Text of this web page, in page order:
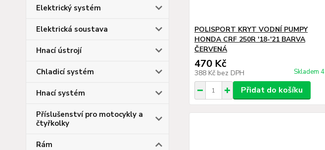
Elektrický systém
Elektrická soustava
Hnací ústrojí
Chladicí systém
Hnací systém
Příslušenství pro motocykly a
čtyřkolky
Rám
POLISPORT KRYT VODNÍ PUMPY
HONDA CRF 250R '18-'21 BARVA
ČERVENÁ
470 Kč
388 Kč bez DPH Skladem 4
Přidat do košíku